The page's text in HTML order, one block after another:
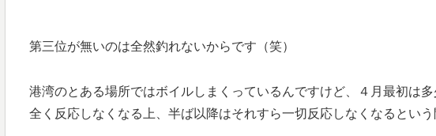
第三位が無いのは全然釣れないからです（笑）
港湾のとある場所ではボイルしまくっているんですけど、４月最初は
全く反応しなくなる上、半ば以降はそれすら一切反応しなくなるという